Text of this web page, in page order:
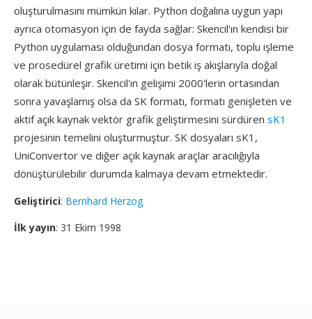
oluşturulmasını mümkün kılar. Python doğalına uygun yapı
ayrıca otomasyon için de fayda sağlar: Skencil'ın kendisi bir
Python uygulaması olduğundan dosya formatı, toplu işleme
ve prosedürel grafik üretimi için betik iş akışlarıyla doğal
olarak bütünleşir. Skencil'ın gelişimi 2000'lerin ortasından
sonra yavaşlamış olsa da SK formatı, formatı genişleten ve
aktif açık kaynak vektör grafik geliştirmesini sürdüren sK1
projesinin temelini oluşturmuştur. SK dosyaları sK1,
UniConvertor ve diğer açık kaynak araçlar aracılığıyla
dönüştürülebilir durumda kalmaya devam etmektedir.
Geliştirici: Bernhard Herzog
İlk yayın: 31 Ekim 1998